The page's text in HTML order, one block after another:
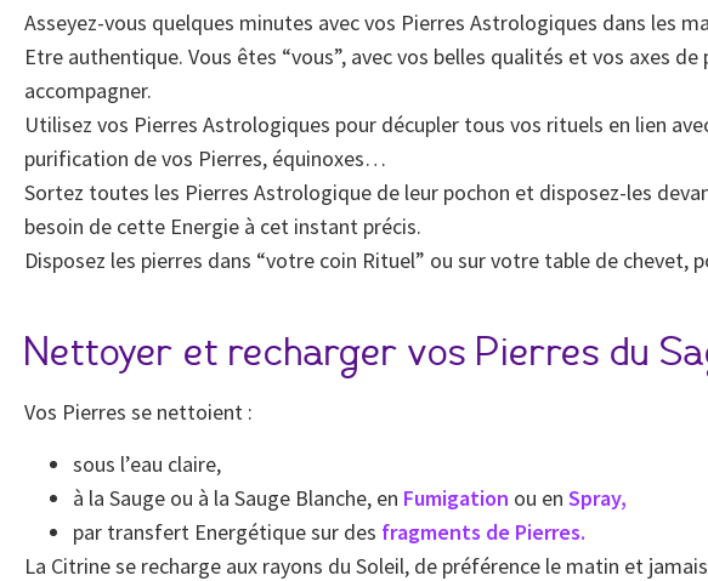
Asseyez-vous quelques minutes avec vos Pierres Astrologiques dans les
Etre authentique. Vous êtes “vous”, avec vos belles qualités et vos axes
accompagner.
Utilisez vos Pierres Astrologiques pour décupler tous vos rituels en lien
purification de vos Pierres, équinoxes…
Sortez toutes les Pierres Astrologique de leur pochon et disposez-les
besoin de cette Energie à cet instant précis.
Disposez les pierres dans “votre coin Rituel” ou sur votre table de chevet,
Nettoyer et recharger vos Pierres du
Vos Pierres se nettoient :
sous l’eau claire,
à la Sauge ou à la Sauge Blanche, en Fumigation ou en Spray,
par transfert Energétique sur des fragments de Pierres.
La Citrine se recharge aux rayons du Soleil, de préférence le matin et